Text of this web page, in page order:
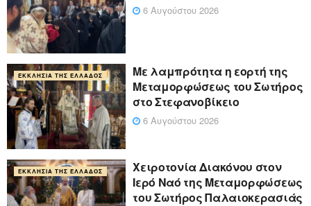
6 Αυγούστου 2026
ΕΚΚΛΗΣΊΑ ΤΗΣ ΕΛΛΆΔΟΣ
Με λαμπρότητα η εορτή της
Μεταμορφώσεως του Σωτήρος
στο Στεφανοβίκειο
6 Αυγούστου 2026
ΕΚΚΛΗΣΊΑ ΤΗΣ ΕΛΛΆΔΟΣ
Χειροτονία Διακόνου στον
Ιερό Ναό της Μεταμορφώσεως
του Σωτήρος Παλαιοκερασιάς